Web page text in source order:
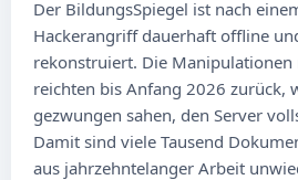
Der BildungsSpiegel ist nach
Hackerangriff dauerhaft offline
rekonstruiert. Die Manipulationen
reichten bis Anfang 2026 zurück,
gezwungen sahen, den Server
Damit sind viele Tausend
aus jahrzehntelanger Arbeit